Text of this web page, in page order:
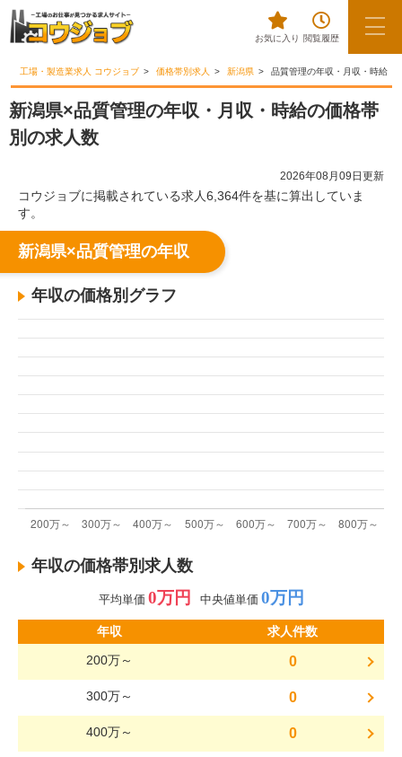
お気に入り 閲覧履歴
工場・製造業求人 コウジョブ 価格帯別求人 新潟県 品質管理の年収・月収・時給
新潟県×品質管理の年収・月収・時給の価格帯
別の求人数
2026年08月09日更新
コウジョブに掲載されている求人6,364件を基に算出していま
す。
新潟県×品質管理の年収
年収の価格別グラフ
年収の価格帯別求人数
平均単価 0万円 中央値単価 0万円
年収
求人件数
200万～
0
300万～ 0
400万～ 0